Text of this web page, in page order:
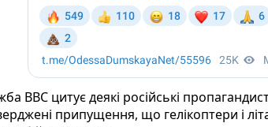
ВВС цитує деякі російські
припущення, що гелікоптери і